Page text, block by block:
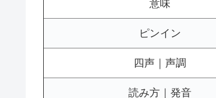
意味
ピンイン
四声｜声調
読み方｜発音